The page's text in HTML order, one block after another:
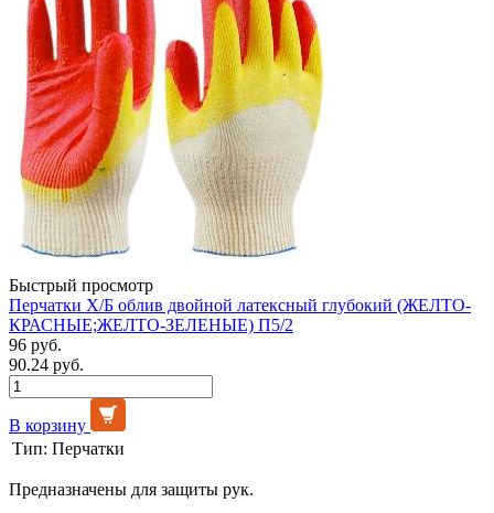
Быстрый просмотр
Перчатки Х/Б облив двойной латексный глубокий (ЖЕЛТО-
КРАСНЫЕ;ЖЕЛТО-ЗЕЛЕНЫЕ) П5/2
96 руб.
90.24 руб.
В корзину
Тип: Перчатки
Предназначены для защиты рук.